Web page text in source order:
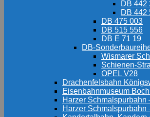
DB 442
DB 442
DB 475 003
DB 515 556
DB E 71 19
DB-
Wismarer
Schienen-
OPEL V28
Drachenfelsbahn
Eisenbahnmuseum
Harzer Schmalspurbahn
Harzer Schmalspurbahn